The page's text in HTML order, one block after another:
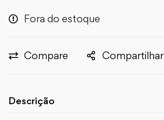
Fora do estoque
Compare Compartilhar
Descrição